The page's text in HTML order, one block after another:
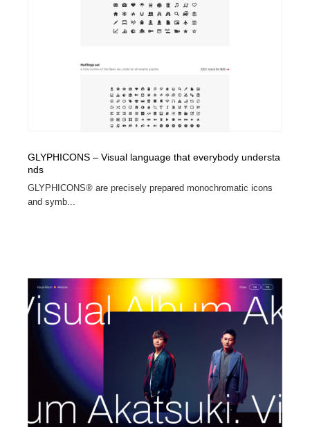
GLYPHICONS – Visual language that everybody understa
nds
GLYPHICONS® are precisely prepared monochromatic icons
and symb...